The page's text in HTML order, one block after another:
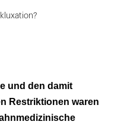
und den damit
Restriktionen waren